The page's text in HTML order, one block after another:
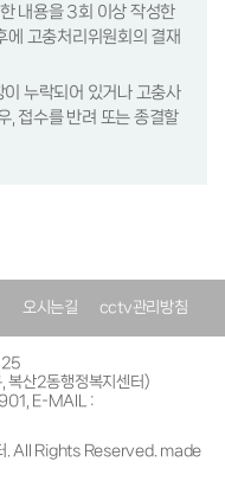
내용을 3회 이상 작성한
에 고충처리위원회의 결재
누락되어 있거나 고충사
, 접수를 반려 또는 종결할
오시는길 cctv관리방침
산2동행정복지센터)
E-MAIL :
. All Rights Reserved. made